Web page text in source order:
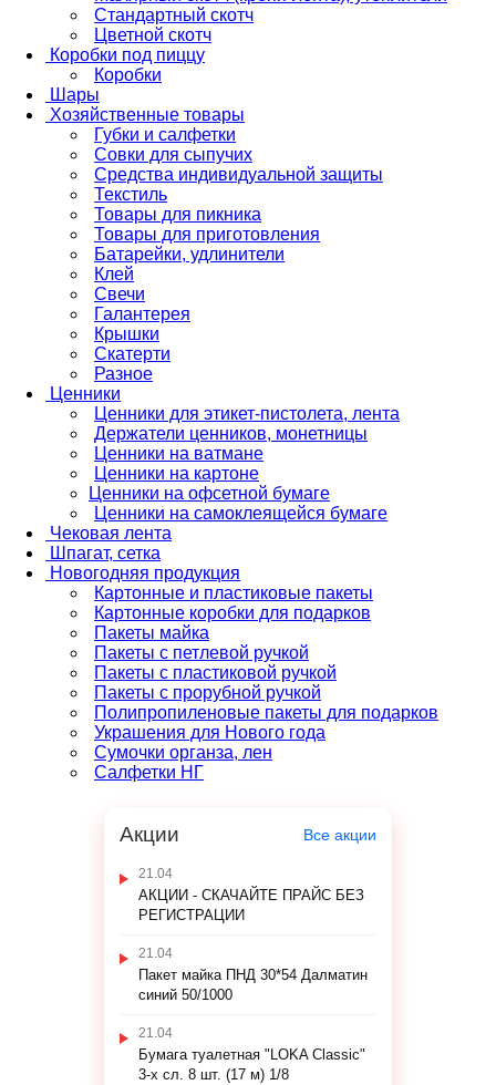
Стандартный скотч
Цветной скотч
Коробки под пиццу
Коробки
Шары
Хозяйственные товары
Губки и салфетки
Совки для сыпучих
Средства индивидуальной защиты
Текстиль
Товары для пикника
Товары для приготовления
Батарейки, удлинители
Клей
Свечи
Галантерея
Крышки
Скатерти
Разное
Ценники
Ценники для этикет-пистолета, лента
Держатели ценников, монетницы
Ценники на ватмане
Ценники на картоне
Ценники на офсетной бумаге
Ценники на самоклеящейся бумаге
Чековая лента
Шпагат, сетка
Новогодняя продукция
Картонные и пластиковые пакеты
Картонные коробки для подарков
Пакеты майка
Пакеты с петлевой ручкой
Пакеты с пластиковой ручкой
Пакеты с прорубной ручкой
Полипропиленовые пакеты для подарков
Украшения для Нового года
Сумочки органза, лен
Салфетки НГ
Акции Все акции
21.04
АКЦИИ - СКАЧАЙТЕ ПРАЙС БЕЗ
РЕГИСТРАЦИИ
21.04
Пакет майка ПНД 30*54 Далматин
синий 50/1000
21.04
Бумага туалетная "LOKA Classic"
3-х сл. 8 шт. (17 м) 1/8